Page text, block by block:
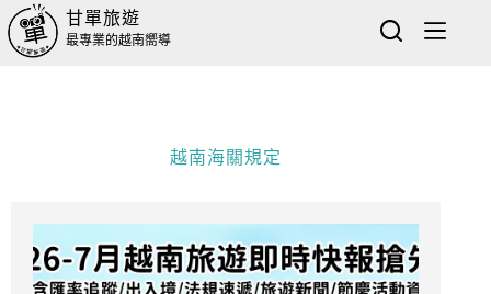
甘單旅遊
最專業的越南嚮導
越南海關規定